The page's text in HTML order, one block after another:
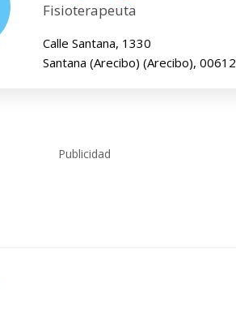
Fisioterapeuta
Calle Santana, 1330
Santana (Arecibo) (Arecibo), 00612
Publicidad